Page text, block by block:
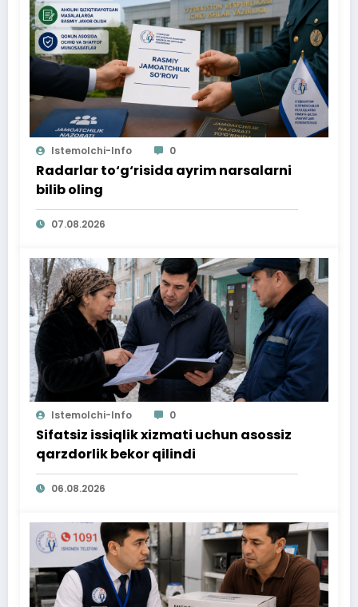
Istemolchi-Info 0
Radarlar to‘g‘risida ayrim narsalarni
bilib oling
07.08.2026
Istemolchi-Info 0
Sifatsiz issiqlik xizmati uchun asossiz
qarzdorlik bekor qilindi
06.08.2026